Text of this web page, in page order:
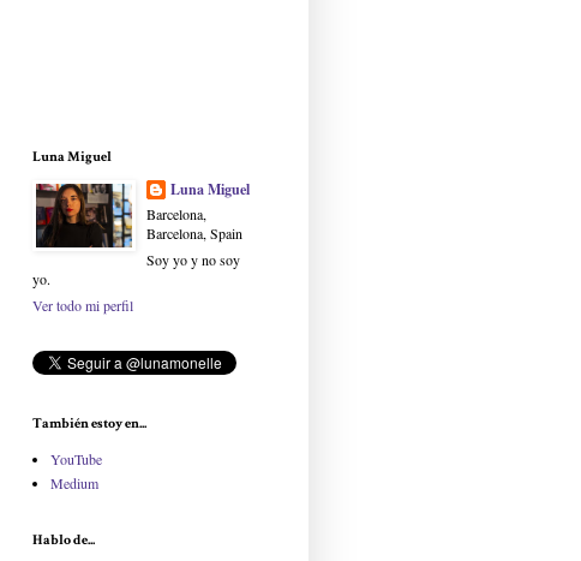
Luna Miguel
Luna Miguel
Barcelona,
Barcelona, Spain
Soy yo y no soy
yo.
Ver todo mi perfil
También estoy en...
YouTube
Medium
Hablo de...